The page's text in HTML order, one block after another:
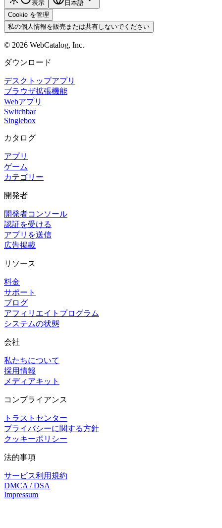
表示
日本語
Cookie を管理
私の個人情報を販売または共有しないでください
© 2026 WebCatalog, Inc.
ダウンロード
デスクトップアプリ
ブラウザ拡張機能
Webアプリ
Switchbar
Singlebox
カタログ
アプリ
ゲーム
カテゴリー
開発者
開発者コンソール
認証を受ける
アプリを送信
広告掲載
リソース
料金
サポート
ブログ
アフィリエイトプログラム
システムの状態
会社
私たちについて
採用情報
メディアキット
コンプライアンス
トラストセンター
プライバシーに関する方針
クッキーポリシー
法的事項
サービス利用規約
DMCA / DSA
Impressum